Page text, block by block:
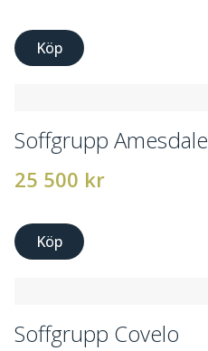
Köp
Soffgrupp Amesdale
25 500 kr
Köp
Soffgrupp Covelo